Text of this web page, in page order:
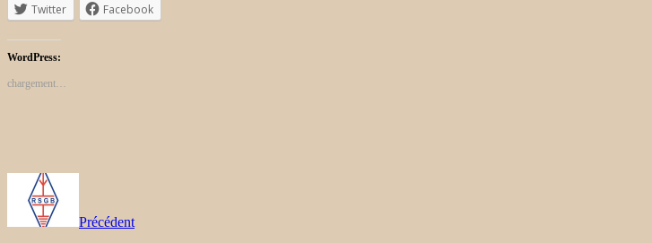
Twitter Facebook
WordPress:
chargement…
Précédent